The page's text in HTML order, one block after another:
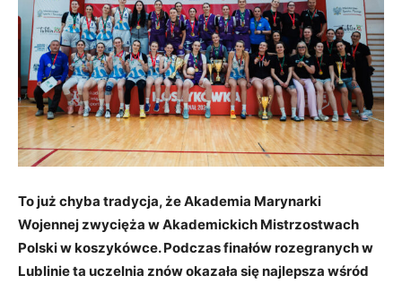
To już chyba tradycja, że Akademia Marynarki
Wojennej zwycięża w Akademickich Mistrzostwach
Polski w koszykówce. Podczas finałów rozegranych w
Lublinie ta uczelnia znów okazała się najlepsza wśród